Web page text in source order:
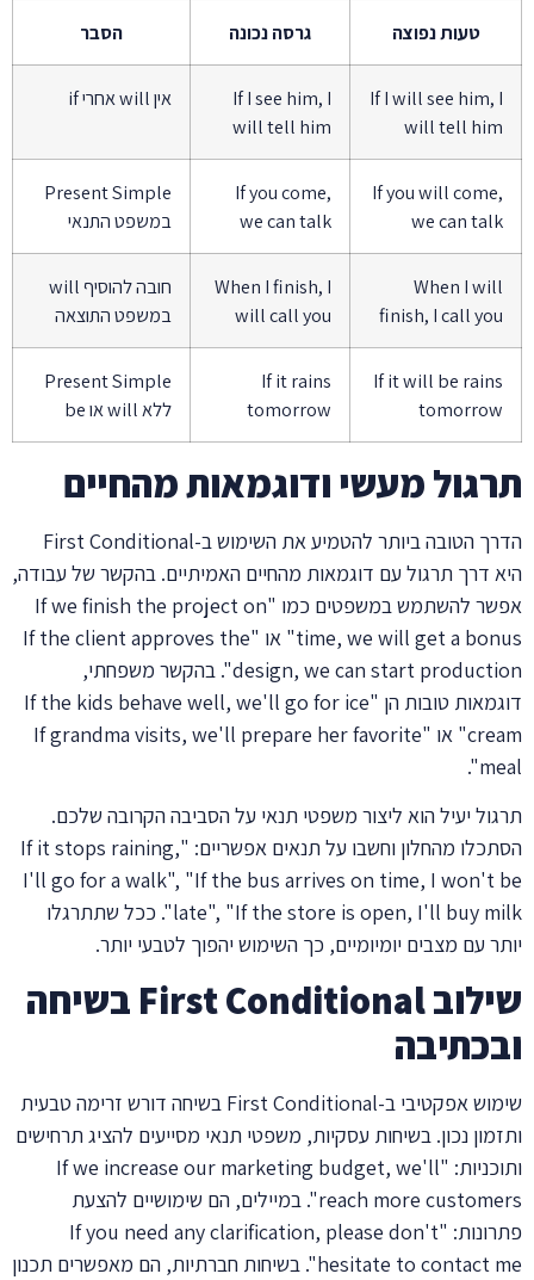
טעות נפוצה גרסה נכונה הסבר
If I will see him, I
will tell him
If I see him, I
will tell him
אין will אחרי if
If you will come,
we can talk
If you come,
we can talk
Present Simple
במשפט התנאי
When I will
finish, I call you
When I finish, I
will call you
חובה להוסיף will
במשפט התוצאה
If it will be rains
tomorrow
If it rains
tomorrow
Present Simple
ללא will או be
תרגול מעשי ודוגמאות מהחיים
הדרך הטובה ביותר להטמיע את השימוש ב-First Conditional
היא דרך תרגול עם דוגמאות מהחיים האמיתיים. בהקשר של עבודה,
אפשר להשתמש במשפטים כמו "If we finish the project on
time, we will get a bonus" או "If the client approves the
design, we can start production". בהקשר משפחתי,
דוגמאות טובות הן "If the kids behave well, we'll go for ice
cream" או "If grandma visits, we'll prepare her favorite
meal".
תרגול יעיל הוא ליצור משפטי תנאי על הסביבה הקרובה שלכם.
הסתכלו מהחלון וחשבו על תנאים אפשריים: "If it stops raining,
I'll go for a walk", "If the bus arrives on time, I won't be
late", "If the store is open, I'll buy milk". ככל שתתרגלו
יותר עם מצבים יומיומיים, כך השימוש יהפוך לטבעי יותר.
שילוב First Conditional בשיחה
ובכתיבה
שימוש אפקטיבי ב-First Conditional בשיחה דורש זרימה טבעית
ותזמון נכון. בשיחות עסקיות, משפטי תנאי מסייעים להציג תרחישים
ותוכניות: "If we increase our marketing budget, we'll
reach more customers". במיילים, הם שימושיים להצעת
פתרונות: "If you need any clarification, please don't
hesitate to contact me". בשיחות חברתיות, הם מאפשרים תכנון